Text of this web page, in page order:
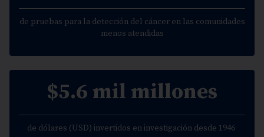
de pruebas para la detección del cáncer en las comunidades
menos atendidas
$5.6 mil millones
de dólares (USD) invertidos en investigación desde 1946